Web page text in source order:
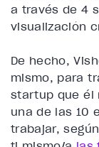
a través de4
visualización
De hecho,
mismo, para
startup que él
una de las 10
trabajar,